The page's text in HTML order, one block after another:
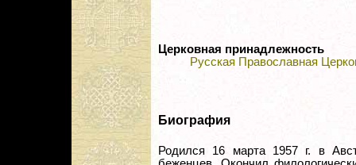
Церковная принадлежность
Русская Православная
Биография
Родился 16 марта 1957 г. в